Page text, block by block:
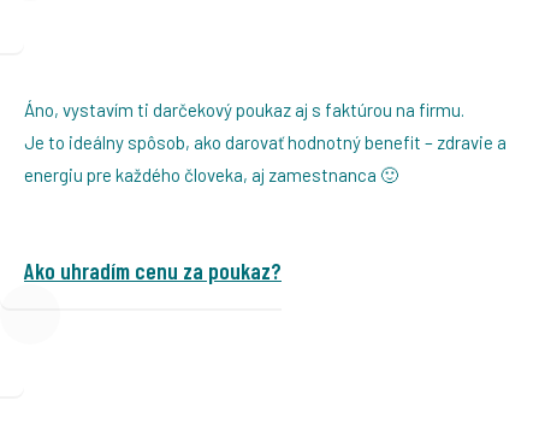
Áno, vystavím ti darčekový poukaz aj s faktúrou na firmu.
Je to ideálny spôsob, ako darovať hodnotný benefit – zdravie a
energiu pre každého človeka, aj zamestnanca 🙂
Ako uhradím cenu za poukaz?